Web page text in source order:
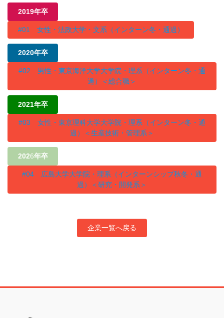
2019年卒
#01 女性・法政大学・文系（インターン冬・通過）
2020年卒
#02 男性・東京海洋大学大学院・理系（インターン冬・通
過）＜総合職＞
2021年卒
#03 女性・東京理科大学大学院・理系（インターン冬・通
過）＜生産技術・管理系＞
2026年卒
#04 広島大学大学院・理系（インターンシップ秋冬・通
過）＜研究・開発系＞
企業一覧へ戻る